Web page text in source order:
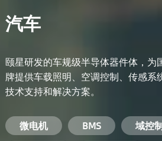
汽车
颐星研发的车规级半导体器件体，为
牌提供车载照明、空调控制、传感系
技术支持和解决方案。
微电机 BMS 域控
电池管理系统
储能逆变器
工业电焊机 变频器
开关电源 手机充电器
电脑 手机 基站
智能农业 智能医疗